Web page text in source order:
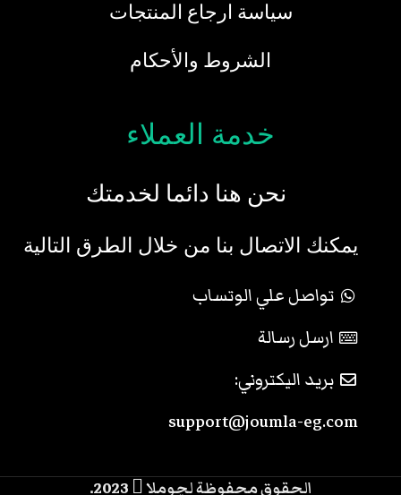
سياسة ارجاع المنتجات
الشروط والأحكام
خدمة العملاء
نحن هنا دائما لخدمتك
يمكنك الاتصال بنا من خلال الطرق التالية
تواصل علي الوتساب
ارسل رسالة
بريد اليكتروني:
support@joumla-eg.com
الحقوق محفوظة لچوملا